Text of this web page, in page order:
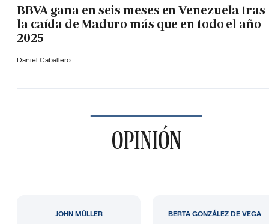
BBVA gana en seis meses en Venezuela tras
la caída de Maduro más que en todo el año
2025
Daniel Caballero
OPINIÓN
JOHN MÜLLER BERTA GONZÁLEZ DE VEGA